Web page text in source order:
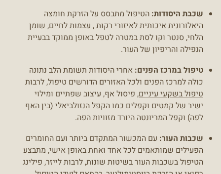
שכבת היסודות: הטיפול מתבסס על הזרקת חומצה
היאלורונית איכותית לאיזורי רקות , עצמות לחיים, שומן
הלחי, סנטר וקו לסת במטרה לטפל באופן ממוקד בבעיית
הנפילה והריפיון של העור.
טיפול במרכז הפנים: אחרי היסודות תשומת הלב נתונה
כולה למרכז הפנים ולכל האזורים הדורשים טיפול, לרבות
טיפול בשקעי עיניים, פיסול אף, עיצוב שפתיים ומילוי
ישיר של קמטים וקפלים כמו הקפל הנזולביאלי (בין האף
לפה) וקפל המריונטה היורד מזוויות הפה.
שכבות העור: עם המכשור המתקדם ביותר ועם החומרים
הפעילים שמותאמים לכל אחד ואחת באופן אישי, מתבצע
הטיפול בשכבות העור בשיטות שונות, לרבות לייזר, פילינג